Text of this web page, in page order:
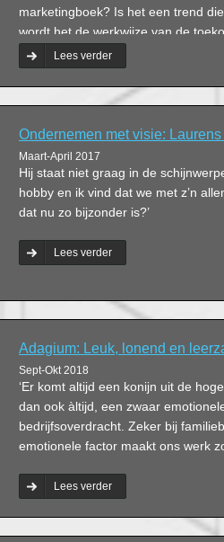
marketingboek? Is het een trend
wordt het de werkwijze van de
ervaringen in de praktijk?
het aan de negen deelnemers van
Lees verder
Ondernemen met visie:
Maart-April 2017
Hij staat niet graag in de
hobby en ik vind dat we met z’n
dat nu zo bijzonder is?’
Lees verder
Adagium: Leuk, lonend en
Sept-Okt 2018
‘Er komt altijd een konijn uit de
dan ook àltijd, een zwaar
bedrijfsoverdracht. Zeker bij
emotionele factor maakt ons werk
Lees verder